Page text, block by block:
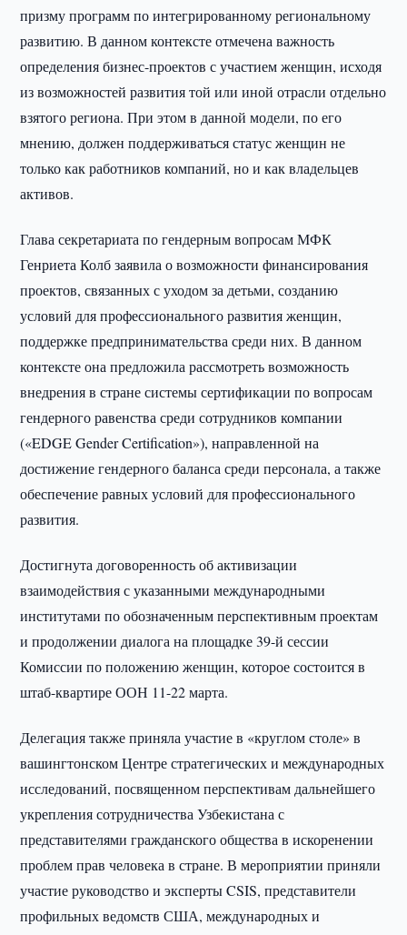
призму программ по интегрированному региональному
развитию. В данном контексте отмечена важность
определения бизнес-проектов с участием женщин, исходя
из возможностей развития той или иной отрасли отдельно
взятого региона. При этом в данной модели, по его
мнению, должен поддерживаться статус женщин не
только как работников компаний, но и как владельцев
активов.
Глава секретариата по гендерным вопросам МФК
Генриета Колб заявила о возможности финансирования
проектов, связанных с уходом за детьми, созданию
условий для профессионального развития женщин,
поддержке предпринимательства среди них. В данном
контексте она предложила рассмотреть возможность
внедрения в стране системы сертификации по вопросам
гендерного равенства среди сотрудников компании
(«EDGE Gender Certification»), направленной на
достижение гендерного баланса среди персонала, а также
обеспечение равных условий для профессионального
развития.
Достигнута договоренность об активизации
взаимодействия с указанными международными
институтами по обозначенным перспективным проектам
и продолжении диалога на площадке 39-й сессии
Комиссии по положению женщин, которое состоится в
штаб-квартире ООН 11-22 марта.
Делегация также приняла участие в «круглом столе» в
вашингтонском Центре стратегических и международных
исследований, посвященном перспективам дальнейшего
укрепления сотрудничества Узбекистана с
представителями гражданского общества в искоренении
проблем прав человека в стране. В мероприятии приняли
участие руководство и эксперты CSIS, представители
профильных ведомств США, международных и